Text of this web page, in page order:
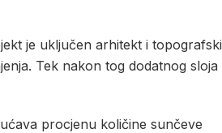
je uključen arhitekt i topografski
Tek nakon tog dodatnog sloja
procjenu količine sunčeve